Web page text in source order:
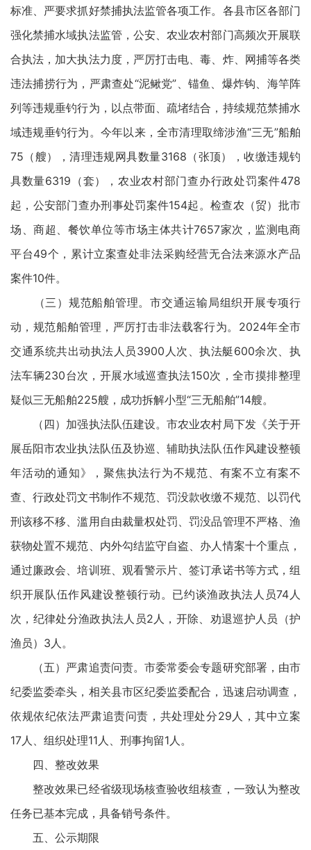
标准、严要求抓好禁捕执法监管各项工作。各县市区各部门
强化禁捕水域执法监管，公安、农业农村部门高频次开展联
合执法，加大执法力度，严厉打击电、毒、炸、网捕等各类
违法捕捞行为，严肃查处“泥鳅党”、锚鱼、爆炸钩、海竿阵
列等违规垂钓行为，以点带面、疏堵结合，持续规范禁捕水
域违规垂钓行为。今年以来，全市清理取缔涉渔“三无”船舶
75（艘），清理违规网具数量3168（张顶），收缴违规钓
具数量6319（套），农业农村部门查办行政处罚案件478
起，公安部门查办刑事处罚案件154起。检查农（贸）批市
场、商超、餐饮单位等市场主体共计7657家次，监测电商
平台49个，累计立案查处非法采购经营无合法来源水产品
案件10件。
（三）规范船舶管理。市交通运输局组织开展专项行
动，规范船舶管理，严厉打击非法载客行为。2024年全市
交通系统共出动执法人员3900人次、执法艇600余次、执
法车辆230台次，开展水域巡查执法150次，全市摸排整理
疑似三无船舶225艘，成功拆解小型“三无船舶”14艘。
（四）加强执法队伍建设。市农业农村局下发《关于开
展岳阳市农业执法队伍及协巡、辅助执法队伍作风建设整顿
年活动的通知》，聚焦执法行为不规范、有案不立有案不
查、行政处罚文书制作不规范、罚没款收缴不规范、以罚代
刑该移不移、滥用自由裁量权处罚、罚没品管理不严格、渔
获物处置不规范、内外勾结监守自盗、办人情案十个重点，
通过廉政会、培训班、观看警示片、签订承诺书等方式，组
织开展队伍作风建设整顿行动。已约谈渔政执法人员74人
次，纪律处分渔政执法人员2人，开除、劝退巡护人员（护
渔员）3人。
（五）严肃追责问责。市委常委会专题研究部署，由市
纪委监委牵头，相关县市区纪委监委配合，迅速启动调查，
依规依纪依法严肃追责问责，共处理处分29人，其中立案
17人、组织处理11人、刑事拘留1人。
四、整改效果
整改效果已经省级现场核查验收组核查，一致认为整改
任务已基本完成，具备销号条件。
五、公示期限